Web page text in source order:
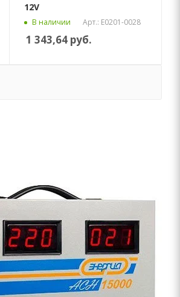
12V
В наличии Арт.: Е0201-0028
1 343,64 руб.